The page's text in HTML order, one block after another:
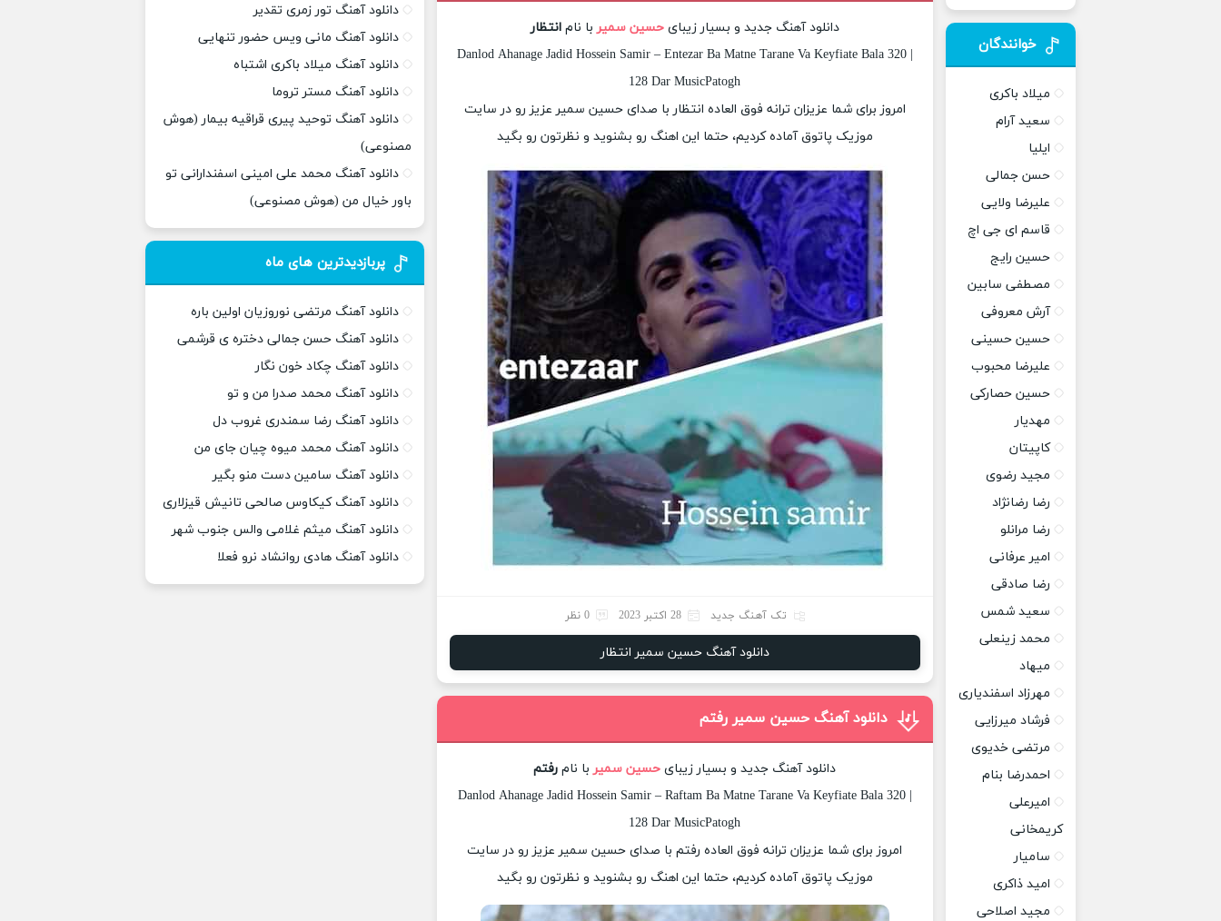
دانلود آهنگ جدید و بسیار زیبایحسین سمیر با نامانتظار
Danlod Ahanage Jadid Hossein Samir – Entezar Ba Matne Tarane Va Keyfiate Bala 320 |
128 Dar MusicPatogh
امروز برای شما عزیزان ترانه فوق العاده انتظار با صدای حسین سمیر عزیز رو در سایت
موزیک پاتوق آماده کردیم، حتما این اهنگ رو بشنوید و نظرتون رو بگید
تک آهنگ جدید 28 اکتبر 2023 0 نظر
دانلود آهنگ حسین سمیر انتظار
دانلود آهنگ حسین سمیر رفتم
دانلود آهنگ جدید و بسیار زیبای حسین سمیر با نام رفتم
Danlod Ahanage Jadid Hossein Samir – Raftam Ba Matne Tarane Va Keyfiate Bala 320 |
128 Dar MusicPatogh
امروز برای شما عزیزان ترانه فوق العاده رفتم با صدای حسین سمیر عزیز رو در سایت
موزیک پاتوق آماده کردیم، حتما این اهنگ رو بشنوید و نظرتون رو بگید
خوانندگان
میلاد باکری
سعید آرام
ایلیا
حسن جمالی
علیرضا ولایی
قاسم ای جی اچ
حسین رایج
مصطفی سابین
آرش معروفی
حسین حسینی
علیرضا محبوب
حسین حصارکی
مهدیار
کاپیتان
مجید رضوی
رضا رضانژاد
رضا مرانلو
امیر عرفانی
رضا صادقی
سعید شمس
محمد زینعلی
میهاد
مهرزاد اسفندیاری
فرشاد میرزایی
مرتضی خدیوی
احمدرضا بنام
امیرعلی
کریمخانی
سامیار
امید ذاکری
مجید اصلاحی
دانلود آهنگ تور زمری تقدیر
دانلود آهنگ مانی ویس حضور تنهایی
دانلود آهنگ میلاد باکری اشتباه
دانلود آهنگ مستر تروما
دانلود آهنگ توحید پیری قراقیه بیمار (هوش
مصنوعی)
دانلود آهنگ محمد علی امینی اسفندارانی تو
باور خیال من (هوش مصنوعی)
پربازدیدترین های ماه
دانلود آهنگ مرتضی نوروزیان اولین باره
دانلود آهنگ حسن جمالی دختره ی قرشمی
دانلود آهنگ چکاد خون نگار
دانلود آهنگ محمد صدرا من و تو
دانلود آهنگ رضا سمندری غروب دل
دانلود آهنگ محمد میوه چیان جای من
دانلود آهنگ سامین دست منو بگیر
دانلود آهنگ کیکاوس صالحی تانیش قیزلاری
دانلود آهنگ میثم غلامی والس جنوب شهر
دانلود آهنگ هادی روانشاد نرو فعلا